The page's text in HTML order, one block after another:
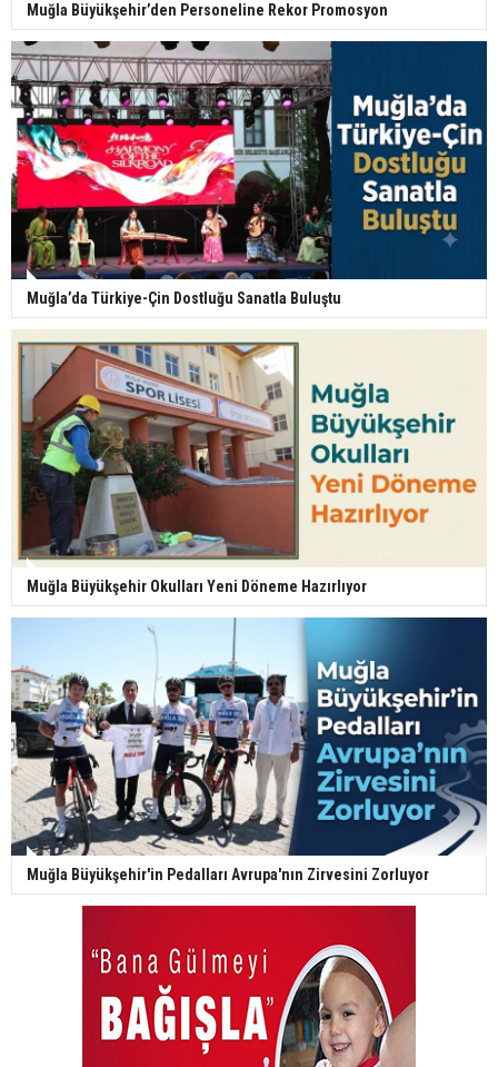
Muğla Büyükşehir’den Personeline Rekor Promosyon
Muğla’da Türkiye-Çin Dostluğu Sanatla Buluştu
Muğla Büyükşehir Okulları Yeni Döneme Hazırlıyor
Muğla Büyükşehir'in Pedalları Avrupa'nın Zirvesini Zorluyor